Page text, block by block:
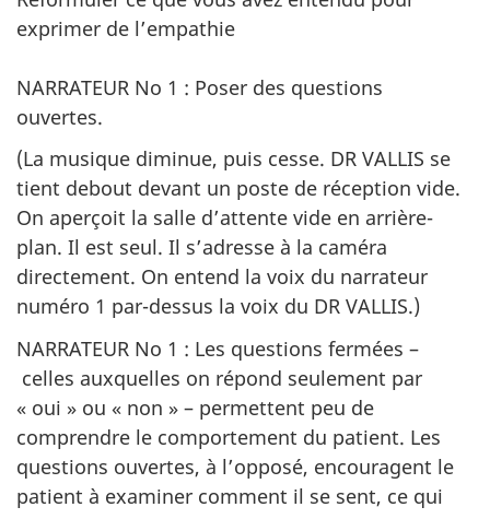
exprimer de l’empathie
NARRATEUR No 1 : Poser des questions
ouvertes.
(La musique diminue, puis cesse. DR VALLIS se
tient debout devant un poste de réception vide.
On aperçoit la salle d’attente vide en arrière-
plan. Il est seul. Il s’adresse à la caméra
directement. On entend la voix du narrateur
numéro 1 par-dessus la voix du DR VALLIS.)
NARRATEUR No 1 : Les questions fermées –
celles auxquelles on répond seulement par
« oui » ou « non » – permettent peu de
comprendre le comportement du patient. Les
questions ouvertes, à l’opposé, encouragent le
patient à examiner comment il se sent, ce qui